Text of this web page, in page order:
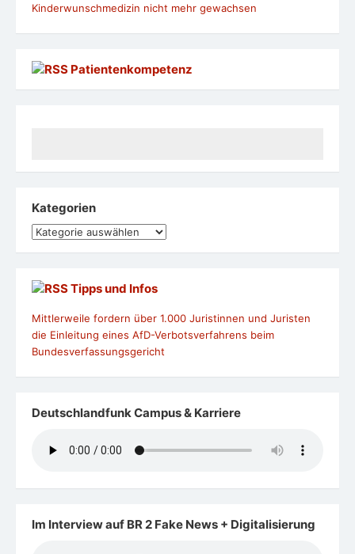
Kinderwunschmedizin nicht mehr gewachsen
Patientenkompetenz
Kategorien
Kategorien
Tipps und Infos
Mittlerweile fordern über 1.000 Juristinnen und Juristen
die Einleitung eines AfD-Verbotsverfahrens beim
Bundesverfassungsgericht
Deutschlandfunk Campus & Karriere
Im Interview auf BR 2 Fake News + Digitalisierung